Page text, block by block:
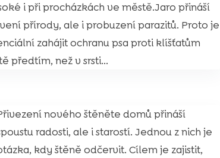
i při procházkách ve městě.Jaro přináší
přírody, ale i probuzení parazitů. Proto je
zahájit ochranu psa proti klíšťatům
předtím, než v srsti...
nového štěněte domů přináší
radosti, ale i starostí. Jednou z nich je
kdy štěně odčervit. Cílem je zajistit,